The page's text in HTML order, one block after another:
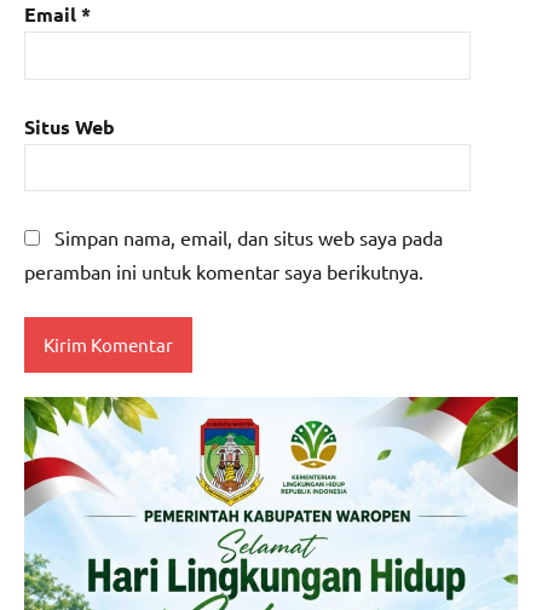
Email*
Situs Web
Simpan nama, email, dan situs web saya pada
peramban ini untuk komentar saya berikutnya.